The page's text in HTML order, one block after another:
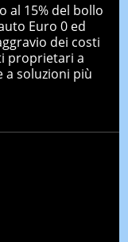
al 15% del bollo
Euro 0 ed
dei costi
proprietari a
a soluzioni più